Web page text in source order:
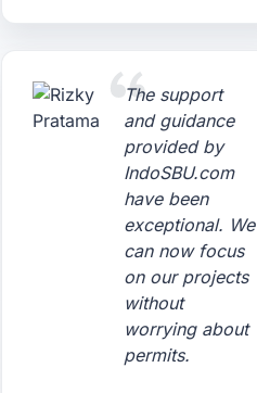
The support
and guidance
provided by
IndoSBU.com
have been
exceptional. We
can now focus
on our projects
without
worrying about
permits.